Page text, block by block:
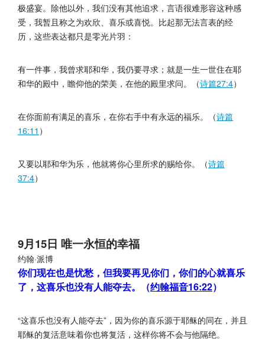
极盛宴。除他以外，我们没有其他追求，言语很难形容这种感
受，我暂且称之为欢欣、喜乐或喜悦。比起那无法言表的经
历，这些表达都只是零光片羽：
有一件事，我曾求耶和华，我仍要寻求；就是一生一世住在耶
和华的殿中，瞻仰他的荣美，在他的殿里求问。（诗篇27:4）
在你面前有满足的喜乐，在你右手中有永远的福乐。（诗篇
16:11 ）
又要以耶和华为乐，他就将你心里所求的赐给你。（诗篇
37:4）
9月15日 唯一永恒的幸福
约翰·派博
你们现在也是忧愁，但我要再见你们，你们的心就喜乐
了，这喜乐也没有人能夺去。（约翰福音16:22）
“这喜乐也没有人能夺去”，因为你的喜乐源于耶稣的同在，并且
耶稣的复活意味着你也将复活，这样你将不会与他隔绝。